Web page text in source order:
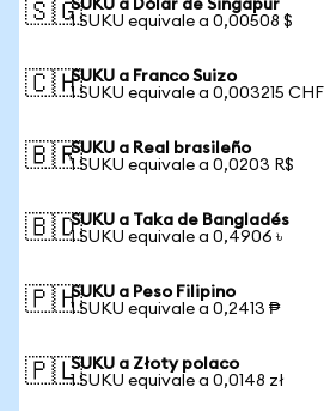
🇸🇬SUKU a Dólar de Singapur
1 SUKU equivale a 0,00508 $
🇨🇭SUKU a Franco Suizo
1 SUKU equivale a 0,003215 CHF
🇧🇷SUKU a Real brasileño
1 SUKU equivale a 0,0203 R$
🇧🇩SUKU a Taka de Bangladés
1 SUKU equivale a 0,4906 ৳
🇵🇭SUKU a Peso Filipino
1 SUKU equivale a 0,2413 ₱
🇵🇱SUKU a Złoty polaco
1 SUKU equivale a 0,0148 zł